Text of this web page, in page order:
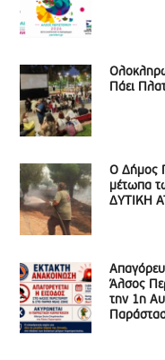
Πάει
Ο Δήμος
μέτωπα
ΔΥΤΙΚΗ
Άλσος
την 1η